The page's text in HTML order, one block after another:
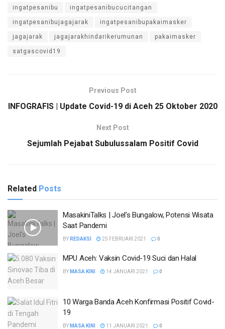
ingatpesanibu ingatpesanibucucitangan
ingatpesanibujagajarak ingatpesanibupakaimasker
jagajarak jagajarakhindarikerumunan pakaimasker
satgascovid19
Previous Post
INFOGRAFIS | Update Covid-19 di Aceh 25 Oktober 2020
Next Post
Sejumlah Pejabat Subulussalam Positif Covid
Related Posts
MasakiniTalks | Joel’s Bungalow, Potensi Wisata
Saat Pandemi
BY REDAKSI 25 FEBRUARI 2021 0
MPU Aceh: Vaksin Covid-19 Suci dan Halal
BY MASA KINI 14 JANUARI 2021 0
10 Warga Banda Aceh Konfirmasi Positif Covid-
19
BY MASA KINI 11 JANUARI 2021 0